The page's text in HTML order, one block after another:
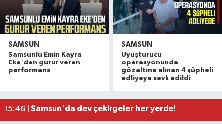
SAMSUN
Samsunlu Emin Kayra
Eke'den gurur veren
performans
SAMSUN
Uyuşturucu
operasyonunda
gözaltına alınan 4 şüpheli
adliyeye sevk edildi
22:09 |Vali Tavlı: 'Samsun, 144 milyar TL'lik yatırımla
17:16 |Samsun'da 12 bin 308 öğrenci yaz okulu
Miliç'e Büyükşehir dokunuşu
14:50 |Samsun'da Yeni Parti hareketliliği! İlk resmi